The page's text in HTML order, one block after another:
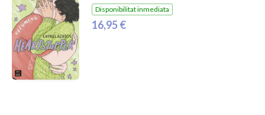
Disponibilitat inmediata
16,95 €